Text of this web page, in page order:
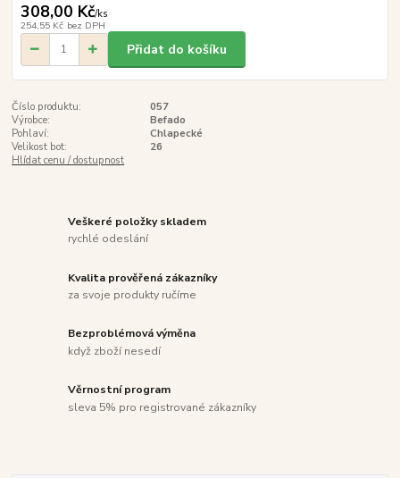
308,00 Kč/ks
254,55 Kč bez DPH
Přidat do košíku
Číslo produktu:
057
Výrobce:
Befado
Pohlaví:
Chlapecké
Velikost bot:
26
Hlídat cenu / dostupnost
Veškeré položky skladem
rychlé odeslání
Kvalita prověřená zákazníky
za svoje produkty ručíme
Bezproblémová výměna
když zboží nesedí
Věrnostní program
sleva 5% pro registrované zákazníky